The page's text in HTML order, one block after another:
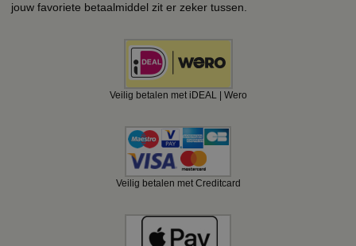
jouw favoriete betaalmiddel zit er zeker tussen.
Veilig betalen met iDEAL | Wero
Veilig betalen met Creditcard